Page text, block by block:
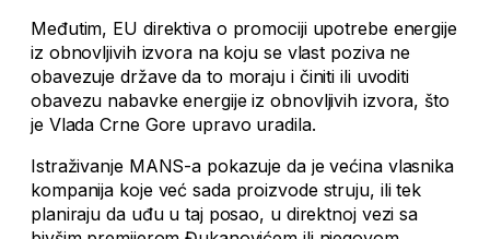
Međutim, EU direktiva o promociji upotrebe energije
iz obnovljivih izvora na koju se vlast poziva ne
obavezuje države da to moraju i činiti ili uvoditi
obavezu nabavke energije iz obnovljivih izvora, što
je Vlada Crne Gore upravo uradila.
Istraživanje MANS-a pokazuje da je većina vlasnika
kompanija koje već sada proizvode struju, ili tek
planiraju da uđu u taj posao, u direktnoj vezi sa